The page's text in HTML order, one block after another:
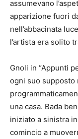
assumevano
apparizione fuori
nell’abbacinata
l’artista era solito
Gnoli in “Appunti
ogni suo supposto
una casa. Bada
iniziato a sinistra
comincio a